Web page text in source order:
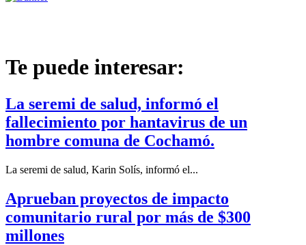
Te puede interesar:
La seremi de salud, informó el
fallecimiento por hantavirus de un
hombre comuna de Cochamó.
La seremi de salud, Karin Solís, informó el...
Aprueban proyectos de impacto
comunitario rural por más de $300
millones